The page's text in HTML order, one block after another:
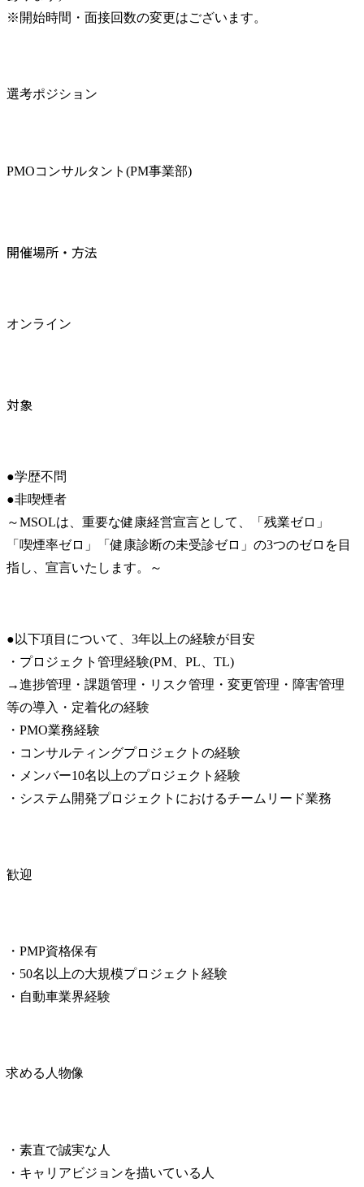
※開始時間・面接回数の変更はございます。
選考ポジション
PMOコンサルタント(PM事業部)
開催場所・方法
オンライン
対象
●学歴不問
●非喫煙者
～MSOLは、重要な健康経営宣言として、「残業ゼロ」
「喫煙率ゼロ」「健康診断の未受診ゼロ」の3つのゼロを目
指し、宣言いたします。～
●以下項目について、3年以上の経験が目安
・プロジェクト管理経験(PM、PL、TL)
→進捗管理・課題管理・リスク管理・変更管理・障害管理
等の導入・定着化の経験
・PMO業務経験
・コンサルティングプロジェクトの経験
・メンバー10名以上のプロジェクト経験
・システム開発プロジェクトにおけるチームリード業務
歓迎
・PMP資格保有
・50名以上の大規模プロジェクト経験
・自動車業界経験
求める人物像
・素直で誠実な人
・キャリアビジョンを描いている人